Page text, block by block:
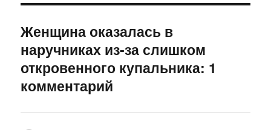
Женщина оказалась в
наручниках из-за слишком
откровенного купальника: 1
комментарий